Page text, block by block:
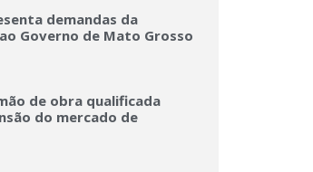
demandas da
Governo de Mato Grosso
de obra qualificada
do mercado de